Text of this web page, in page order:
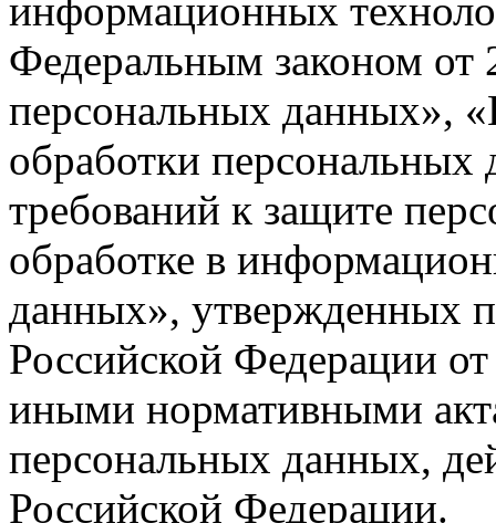
информационных
Федеральным законом
персональных данных»,
обработки
требований к защите
обработке в
данных», утвержденных
Российской
иными нормативными
персональных данных,
Российской Федерации.